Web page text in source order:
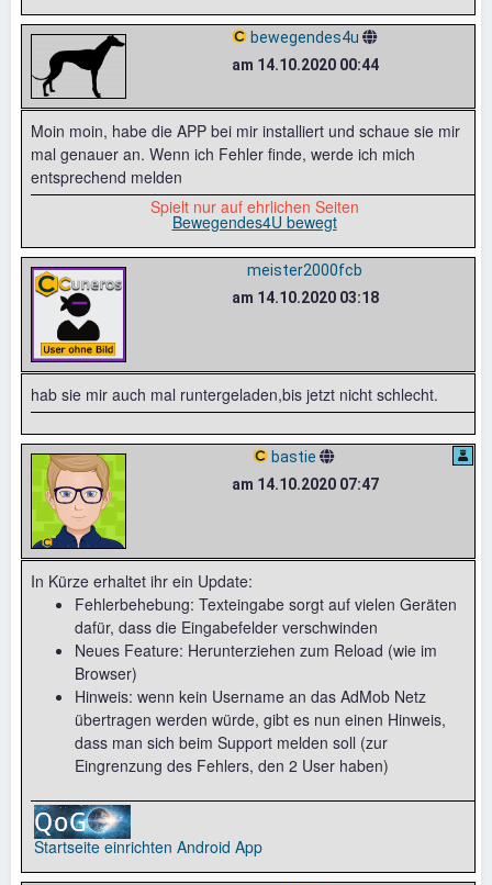
bewegendes4u
am 14.10.2020 00:44
Moin moin, habe die APP bei mir installiert und schaue sie mir
mal genauer an. Wenn ich Fehler finde, werde ich mich
entsprechend melden
Spielt nur auf ehrlichen Seiten
Bewegendes4U bewegt
meister2000fcb
am 14.10.2020 03:18
hab sie mir auch mal runtergeladen,bis jetzt nicht schlecht.
bastie
am 14.10.2020 07:47
In Kürze erhaltet ihr ein Update:
Fehlerbehebung: Texteingabe sorgt auf vielen Geräten
dafür, dass die Eingabefelder verschwinden
Neues Feature: Herunterziehen zum Reload (wie im
Browser)
Hinweis: wenn kein Username an das AdMob Netz
übertragen werden würde, gibt es nun einen Hinweis,
dass man sich beim Support melden soll (zur
Eingrenzung des Fehlers, den 2 User haben)
Startseite einrichten Android App